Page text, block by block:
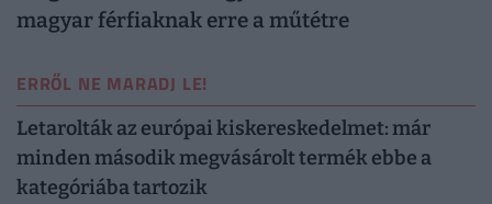
magyar férfiaknak erre a műtétre
ERRŐL NE MARADJ LE!
Letarolták az európai kiskereskedelmet: már
minden második megvásárolt termék ebbe a
kategóriába tartozik